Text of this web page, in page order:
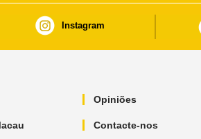
Instagram
Opiniões
Contacte-nos